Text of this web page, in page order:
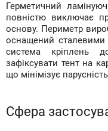
Герметичний
повністю виключає
основу. Периметр
оснащений
система кріплень
зафіксувати тент на
що мінімізує
Сфера